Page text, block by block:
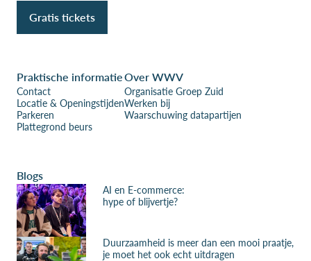
Gratis tickets
Praktische informatie
Contact
Locatie & Openingstijden
Parkeren
Plattegrond beurs
Over WWV
Organisatie Groep Zuid
Werken bij
Waarschuwing datapartijen
Blogs
AI en E-commerce:
hype of blijvertje?
Duurzaamheid is meer dan een mooi praatje,
je moet het ook echt uitdragen